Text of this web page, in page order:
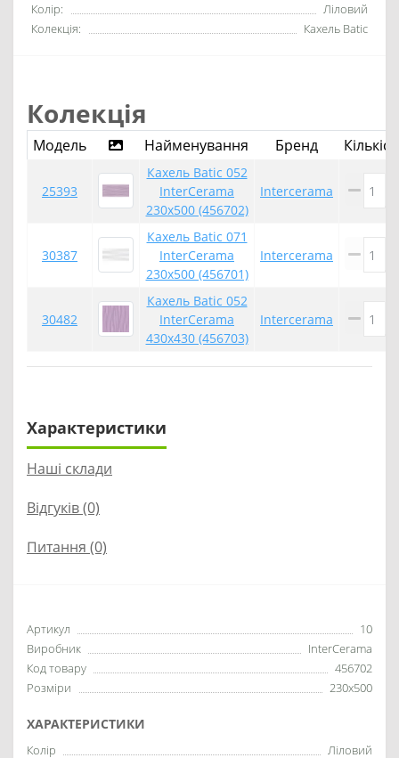
Колір:
Ліловий
Колекція:
Кахель Batic
Колекція
Модель Найменування Бренд
25393
Кахель Batic 052
InterCerama
230x500 (456702)
Intercerama
30387
Кахель Batic 071
InterCerama
230x500 (456701)
Intercerama
30482
Кахель Batic 052
InterCerama
430x430 (456703)
Intercerama
Характеристики
Наші склади
Відгуків (0)
Питання (0)
Артикул
10
Виробник
InterCerama
Код товару
456702
Розміри
230x500
ХАРАКТЕРИСТИКИ
Колір
Ліловий